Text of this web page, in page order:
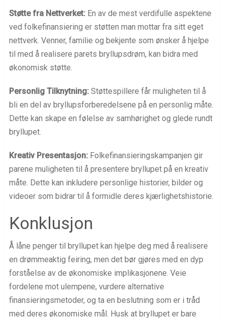
Støtte fra Nettverket:En av de mest verdifulle aspektene
ved folkefinansiering er støtten man mottar fra sitt eget
nettverk. Venner, familie og bekjente som ønsker å hjelpe
til med å realisere parets bryllupsdrøm, kan bidra med
økonomisk støtte.
Personlig Tilknytning:Støttespillere får muligheten til å
bli en del av bryllupsforberedelsene på en personlig måte.
Dette kan skape en følelse av samhørighet og glede rundt
bryllupet.
Kreativ Presentasjon:Folkefinansieringskampanjen gir
parene muligheten til å presentere bryllupet på en kreativ
måte. Dette kan inkludere personlige historier, bilder og
videoer som bidrar til å formidle deres kjærlighetshistorie.
Konklusjon
Å låne penger til bryllupet kan hjelpe deg med å realisere
en drømmeaktig feiring, men det bør gjøres med en dyp
forståelse av de økonomiske implikasjonene. Veie
fordelene mot ulempene, vurdere alternative
finansieringsmetoder, og ta en beslutning som er i tråd
med deres økonomiske mål. Husk at bryllupet er bare